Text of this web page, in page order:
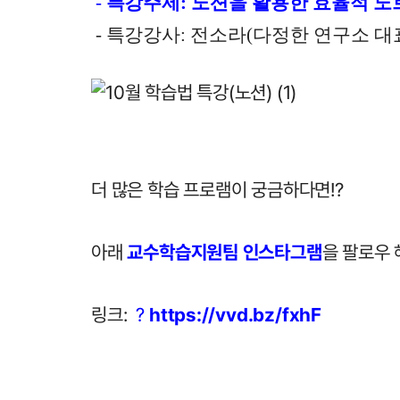
- 특강강사: 전소라(다정한 연구소 대
더 많은 학습 프로램이 궁금하다면!?
아래 교수학습지원팀 인스타그램을 팔로우
링크: ？ https://vvd.bz/fxhF